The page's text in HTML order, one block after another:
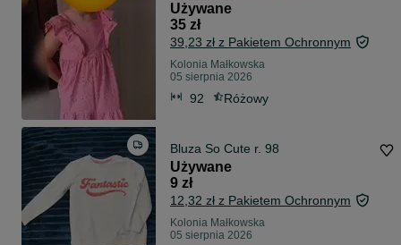
Używane
35 zł
39,23 zł z Pakietem Ochronnym
Kolonia Małkowska
05 sierpnia 2026
92 Różowy
Bluza So Cute r. 98
Używane
9 zł
12,32 zł z Pakietem Ochronnym
Kolonia Małkowska
05 sierpnia 2026